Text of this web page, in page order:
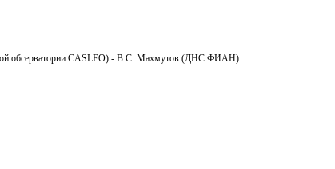
обсерватории CASLEO) - В.С. Махмутов (ДНС ФИАН)